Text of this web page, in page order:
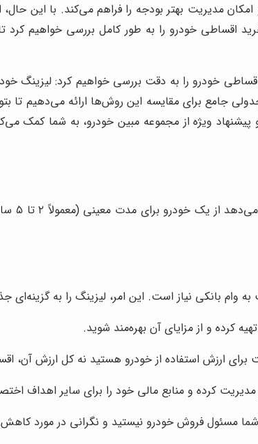
مدیریت بهتر بودجه را فراهم می‌کند. با این
خودرو را به طور کامل بررسی خواهیم کرد
خودرو را به دقت بررسی خواهیم کرد: لیزینگ
برای مقایسه این روش‌ها ارائه می‌دهیم تا
ویژه از مجموعه مبین خودرو، به شما کمک
وام بانکی نیاز است. این امر، لیزینگ را به گزینه‌ای
کرده و از مزایای آن بهره‌مند شوید.
برای ارزش استفاده از خودرو هستید نه کل ارزش آن،
کرده و منابع مالی خود را برای سایر اهداف
شما مسئول فروش خودرو نیستید و نگرانی در مورد کاهش